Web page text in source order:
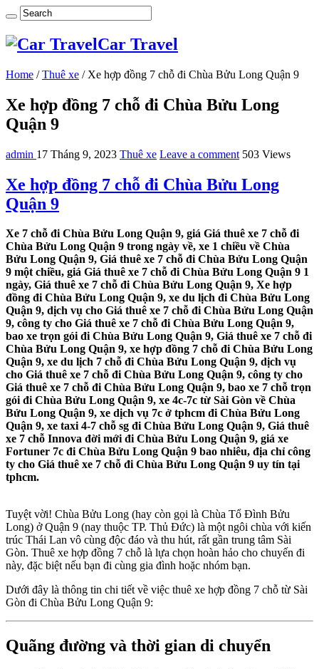
Car Travel
Home / Thuê xe / Xe hợp đồng 7 chỗ đi Chùa Bửu Long Quận 9
Xe hợp đồng 7 chỗ đi Chùa Bửu Long
Quận 9
admin 17 Tháng 9, 2023 Thuê xe Leave a comment 503 Views
Xe hợp đồng 7 chỗ đi Chùa Bửu Long
Quận 9
Xe 7 chỗ đi Chùa Bửu Long Quận 9, giá Giá thuê xe 7 chỗ đi
Chùa Bửu Long Quận 9 trong ngày về, xe 1 chiều về Chùa
Bửu Long Quận 9, Giá thuê xe 7 chỗ đi Chùa Bửu Long Quận
9 một chiều, giá Giá thuê xe 7 chỗ đi Chùa Bửu Long Quận 9 1
ngày, Giá thuê xe 7 chỗ đi Chùa Bửu Long Quận 9, Xe hợp
đồng đi Chùa Bửu Long Quận 9, xe du lịch đi Chùa Bửu Long
Quận 9, dịch vụ cho Giá thuê xe 7 chỗ đi Chùa Bửu Long Quận
9, công ty cho Giá thuê xe 7 chỗ đi Chùa Bửu Long Quận 9,
bao xe trọn gói đi Chùa Bửu Long Quận 9, Giá thuê xe 7 chỗ đi
Chùa Bửu Long Quận 9, xe hợp đồng 7 chỗ đi Chùa Bửu Long
Quận 9, xe du lịch 7 chỗ đi Chùa Bửu Long Quận 9, dịch vụ
cho Giá thuê xe 7 chỗ đi Chùa Bửu Long Quận 9, công ty cho
Giá thuê xe 7 chỗ đi Chùa Bửu Long Quận 9, bao xe 7 chỗ trọn
gói đi Chùa Bửu Long Quận 9, xe 4c-7c từ Sài Gòn về Chùa
Bửu Long Quận 9, xe dịch vụ 7c ở tphcm đi Chùa Bửu Long
Quận 9, xe taxi 4-7 chỗ sg đi Chùa Bửu Long Quận 9, Giá thuê
xe 7 chỗ Innova đời mới đi Chùa Bửu Long Quận 9, giá xe
Fortuner 7c đi Chùa Bửu Long Quận 9 bao nhiêu, địa chỉ công
ty cho Giá thuê xe 7 chỗ đi Chùa Bửu Long Quận 9 uy tín tại
tphcm.
Tuyệt vời! Chùa Bửu Long (hay còn gọi là Chùa Tổ Đình Bửu
Long) ở Quận 9 (nay thuộc TP. Thủ Đức) là một ngôi chùa với kiến
trúc Thái Lan vô cùng độc đáo và thu hút, rất gần trung tâm Sài
Gòn. Thuê xe hợp đồng 7 chỗ là lựa chọn hoàn hảo cho chuyến đi
này, đặc biệt nếu bạn đi cùng gia đình hoặc nhóm bạn.
Dưới đây là thông tin chi tiết về việc thuê xe hợp đồng 7 chỗ từ Sài
Gòn đi Chùa Bửu Long Quận 9:
Quãng đường và thời gian di chuyển